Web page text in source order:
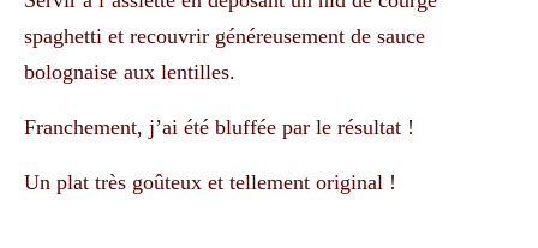
spaghetti et recouvrir généreusement de sauce
bolognaise aux lentilles.
Franchement, j’ai été bluffée par le résultat !
Un plat très goûteux et tellement original !